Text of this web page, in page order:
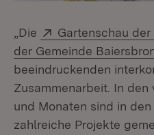
„Die Extern:
Gartenschau
der Gemeinde
beeindruckenden
Zusammenarbeit. In den
und Monaten sind in
zahlreiche Projekte